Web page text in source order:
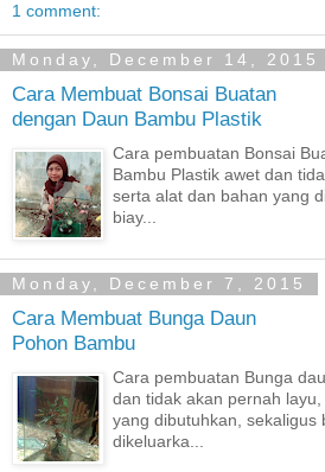
1 comment:
Monday, December 14, 2015
Cara Membuat Bonsai Buatan
dengan Daun Bambu Plastik
Cara pembuatan Bonsai
Bambu Plastik awet dan
serta alat dan bahan yang
biay...
Monday, December 7, 2015
Cara Membuat Bunga Daun
Pohon Bambu
Cara pembuatan Bunga
dan tidak akan pernah
yang dibutuhkan, sekaligus
dikeluarka...